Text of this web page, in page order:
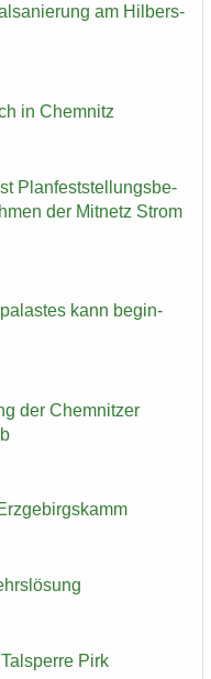
am Hil­bers­
in Chem­nitz
Plan­fest­stel­lungs­be­
der Mit­netz Strom
kann be­gin­
der Chem­nit­zer
Pirk